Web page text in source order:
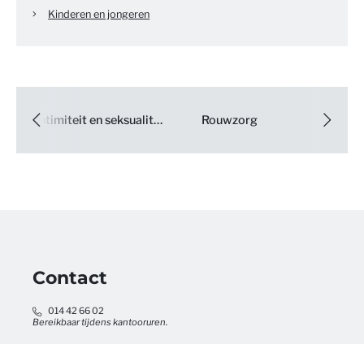
Kinderen en jongeren
Intimiteit en seksualiteit Rouwzorg
Contact
014 42 66 02
Bereikbaar tijdens kantooruren.